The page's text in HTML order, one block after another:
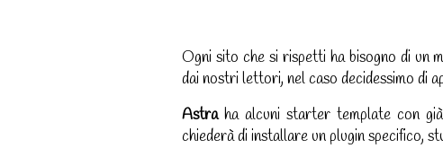
Ogni sito che si rispetti ha bisogno di
dai nostri lettori, nel caso decidessimo di
Astraha alcuni starter template con
chiederà di installare un plugin specifico,